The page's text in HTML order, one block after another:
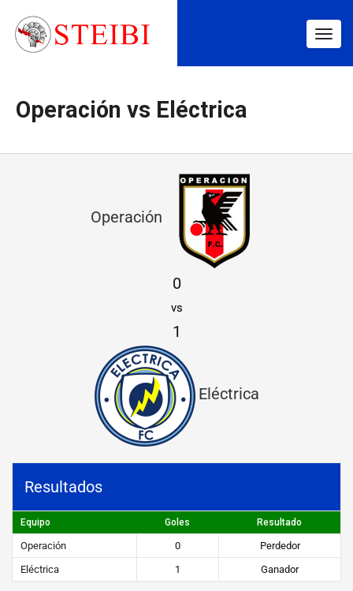
Operación vs Eléctrica
é
c
t
Operación
0
vs
1
Eléctrica
Resultados
Equipo Goles Resultado
Operación 0
Perdedor
Eléctrica
1 Ganador